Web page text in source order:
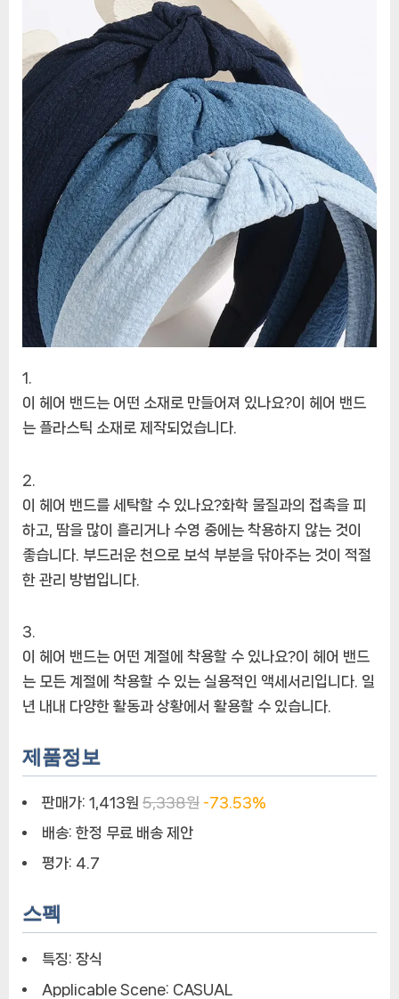
이 헤어 밴드는 어떤 소재로 만들어져 있나요?이 헤어 밴드
는 플라스틱 소재로 제작되었습니다.
이 헤어 밴드를 세탁할 수 있나요?화학 물질과의 접촉을 피
하고, 땀을 많이 흘리거나 수영 중에는 착용하지 않는 것이
좋습니다. 부드러운 천으로 보석 부분을 닦아주는 것이 적절
한 관리 방법입니다.
이 헤어 밴드는 어떤 계절에 착용할 수 있나요?이 헤어 밴드
는 모든 계절에 착용할 수 있는 실용적인 액세서리입니다. 일
년 내내 다양한 활동과 상황에서 활용할 수 있습니다.
제품정보
판매가: 1,413원 5,338원 -73.53%
배송: 한정 무료 배송 제안
평가: 4.7
스펙
특징: 장식
Applicable Scene: CASUAL